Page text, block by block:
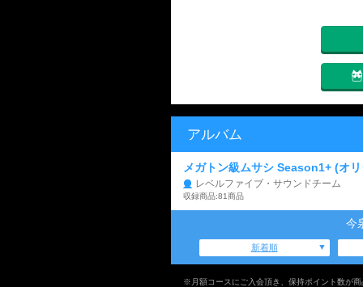
アルバム
メガトン級ムサシ Season1+ (オ
レベルファイブ・サウンドチーム
収録商品:81商品
今
新着順
※月額コースにご入会頂き、保持ポイント数が